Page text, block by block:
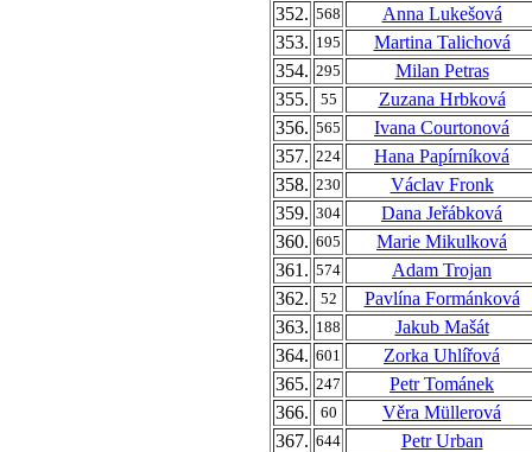
352. 568
Anna Lukešová
353. 195
Martina Talichová
354. 295
Milan Petras
355.
55
Zuzana Hrbková
356. 565
Ivana Courtonová
357. 224
Hana Papírníková
358. 230
Václav Fronk
359. 304
Dana Jeřábková
360. 605
Marie Mikulková
361. 574
Adam Trojan
362.
52
Pavlína Formánková
363. 188
Jakub Mašát
364. 601
Zorka Uhlířová
365. 247
Petr Tománek
366.
60
Věra Müllerová
367. 644
Petr Urban